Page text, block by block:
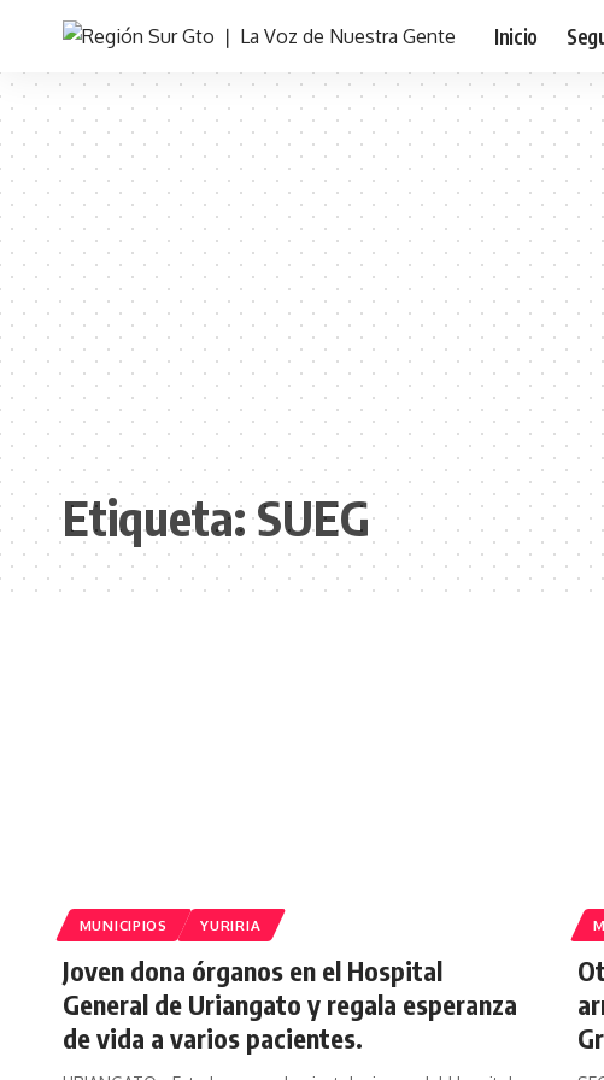
Inicio
Etiqueta:SUEG
MUNICIPIOS YURIRIA
Joven dona órganos en el Hospital
General de Uriangato y regala esperanza
de vida a varios pacientes.